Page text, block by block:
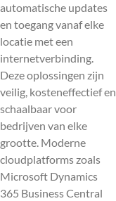
automatische updates
en toegang vanaf elke
locatie met een
internetverbinding.
Deze oplossingen zijn
veilig, kosteneffectief en
schaalbaar voor
bedrijven van elke
grootte. Moderne
cloudplatforms zoals
Microsoft Dynamics
365 Business Central